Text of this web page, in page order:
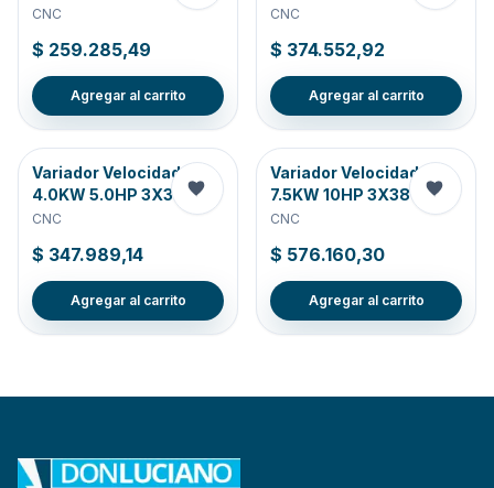
CNC
$ 259.285,49
Agregar al carrito
CNC
$ 374.552,92
Agregar al carrito
Variador Velocidad
4.0KW 5.0HP 3X3
CNC
$ 347.989,14
Agregar al carrito
Variador Velocidad
7.5KW 10HP 3X38
CNC
$ 576.160,30
Agregar al carrito